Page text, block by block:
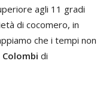
agli 11 gradi
di cocomero, in
che i tempi non
Colombi di